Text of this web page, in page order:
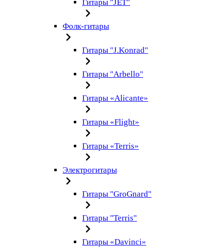
Гитары "JET"
Фолк-гитары
Гитары "J.Konrad"
Гитары "Arbello"
Гитары «Alicante»
Гитары «Flight»
Гитары «Terris»
Электрогитары
Гитары "GroGnard"
Гитары "Terris"
Гитары «Davinci»